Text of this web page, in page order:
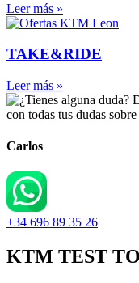
Leer más »
TAKE&RIDE
Leer más »
Carlos
+34 696 89 35 26
KTM TEST